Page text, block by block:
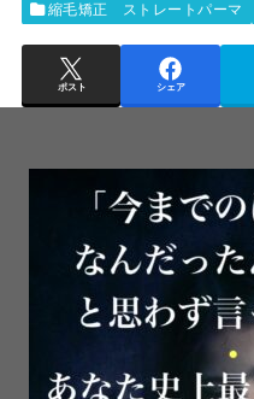
縮毛矯正 ストレートパーマ
ポスト シェア